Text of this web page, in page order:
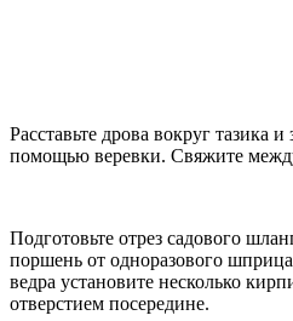
Расставьте дрова вокруг тазика
помощью веревки. Свяжите
Подготовьте отрез садового
поршень от одноразового
ведра установите несколько
отверстием посередине.